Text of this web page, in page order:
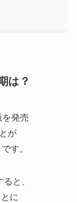
は？
を発売
が
す。
と、
に